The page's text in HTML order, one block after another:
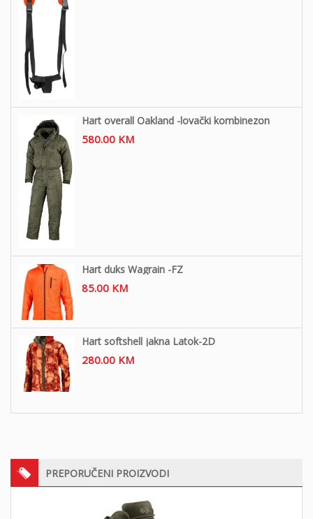
Hart overall Oakland -lovački kombinezon
580.00 KM
Hart duks Wagrain -FZ
85.00 KM
Hart softshell jakna Latok-2D
280.00 KM
PREPORUČENI PROIZVODI